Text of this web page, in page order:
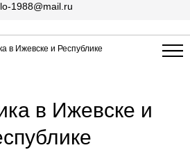
1988@mail.ru
в Ижевске и Республике
в Ижевске и